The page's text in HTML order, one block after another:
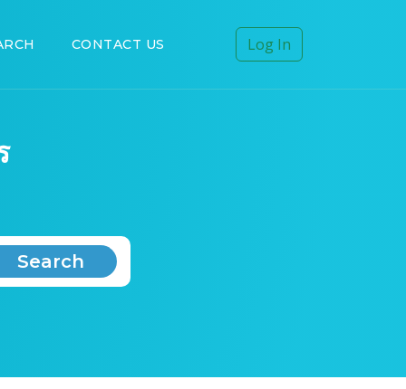
CONTACT US Log In
Search